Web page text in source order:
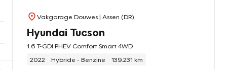
Vakgarage Douwes| Assen (DR)
Hyundai Tucson
1.6 T-GDI PHEV Comfort Smart 4WD
2022
Hybride - Benzine 139.231 km